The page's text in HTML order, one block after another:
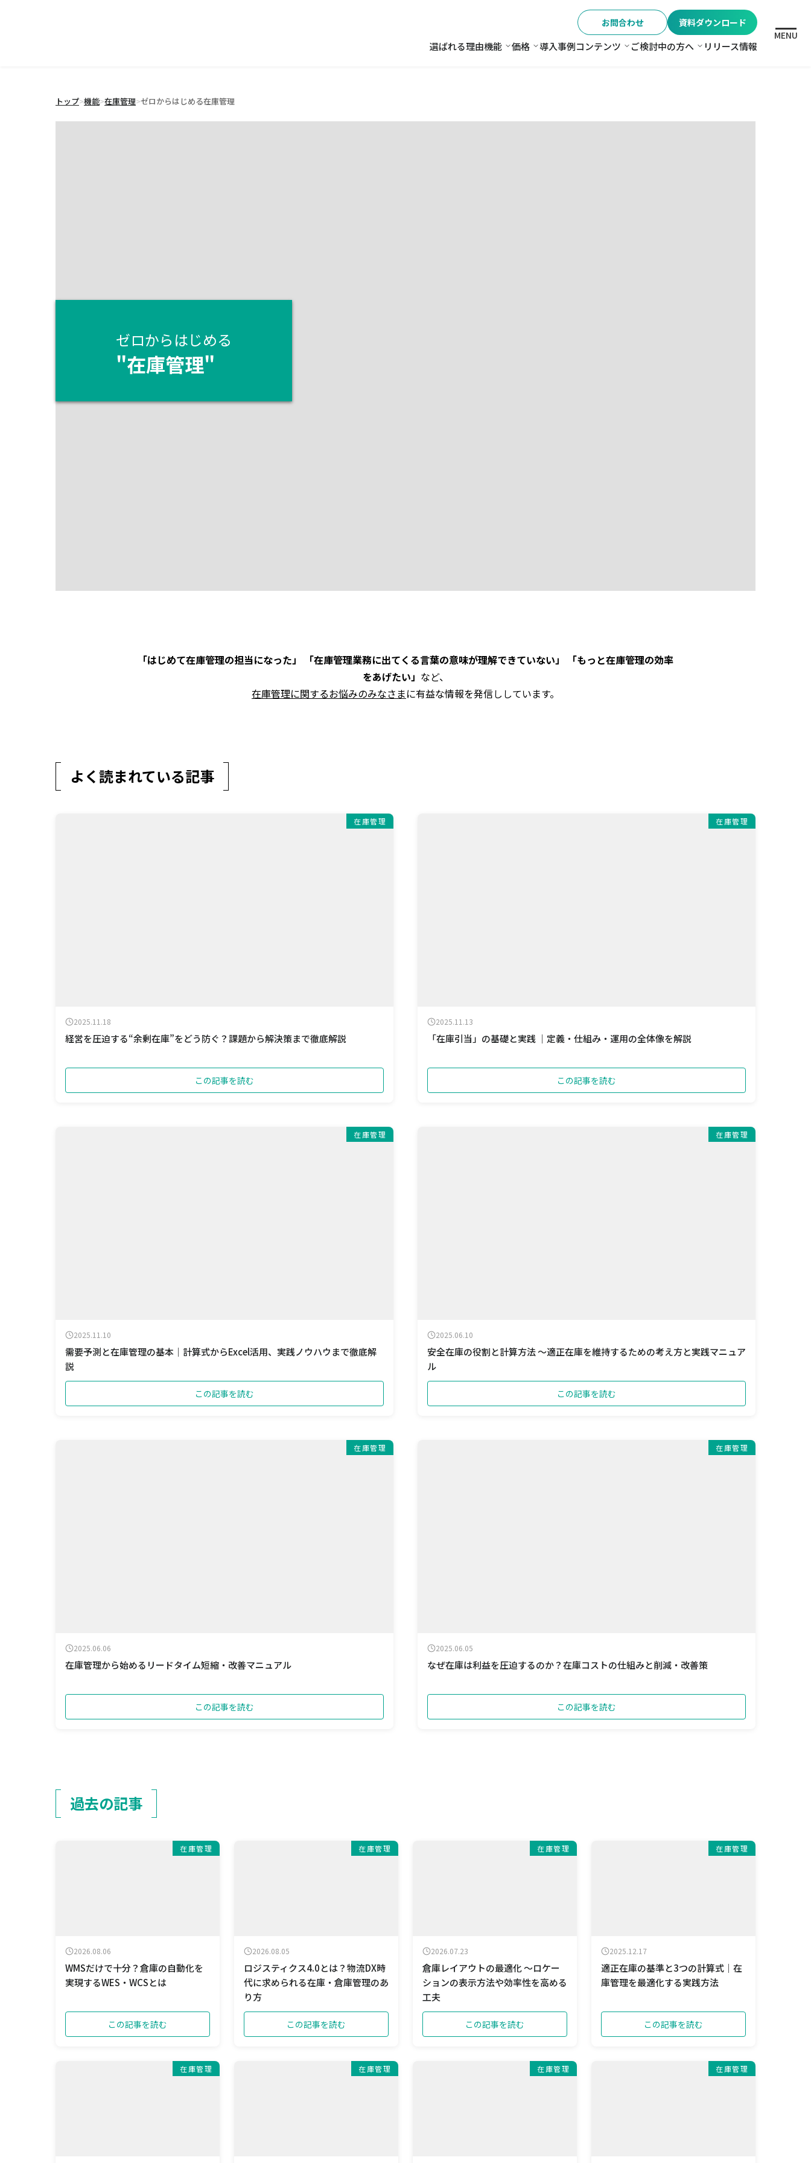
お問合わせ 資料ダウンロード
選ばれる理由機能 機能
価格 価格
導入事例コンテンツ コンテンツ
ご検討中の方へ ご検討中の方へ
リリース情報
MENU
トップ>機能>在庫管理>ゼロからはじめる在庫管理
ゼロからはじめる
"在庫管理"
「はじめて在庫管理の担当になった」 「在庫管理業務に出てくる言葉の意味が理解できていない」 「もっと在庫管理の効率
をあげたい」 など、
在庫管理に関するお悩みのみなさまに有益な情報を発信ししています。
よく読まれている記事
在庫管理
2025.11.18
経営を圧迫する“余剰在庫”をどう防ぐ？課題から解決策まで徹底解説
この記事を読む
在庫管理
2025.11.13
「在庫引当」の基礎と実践 ｜定義・仕組み・運用の全体像を解説
この記事を読む
在庫管理
2025.11.10
需要予測と在庫管理の基本｜計算式からExcel活用、実践ノウハウまで徹底解
説
この記事を読む
在庫管理
2025.06.10
安全在庫の役割と計算方法 ～適正在庫を維持するための考え方と実践マニュア
ル
この記事を読む
在庫管理
2025.06.06
在庫管理から始めるリードタイム短縮・改善マニュアル
この記事を読む
在庫管理
2025.06.05
なぜ在庫は利益を圧迫するのか？在庫コストの仕組みと削減・改善策
この記事を読む
過去の記事
在庫管理
2026.08.06
WMSだけで十分？倉庫の自動化を
実現するWES・WCSとは
この記事を読む
在庫管理
2026.08.05
ロジスティクス4.0とは？物流DX時
代に求められる在庫・倉庫管理のあ
り方
この記事を読む
在庫管理
2026.07.23
倉庫レイアウトの最適化 ～ロケー
ションの表示方法や効率性を高める
工夫
この記事を読む
在庫管理
2025.12.17
適正在庫の基準と3つの計算式｜在
庫管理を最適化する実践方法
この記事を読む
在庫管理 在庫管理 在庫管理 在庫管理